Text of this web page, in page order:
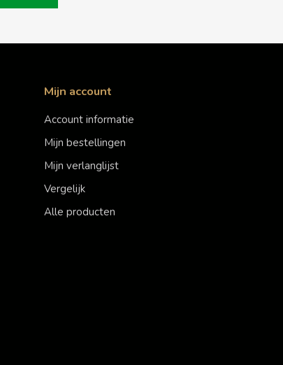
Mijn account
Account informatie
Mijn bestellingen
Mijn verlanglijst
Vergelijk
Alle producten